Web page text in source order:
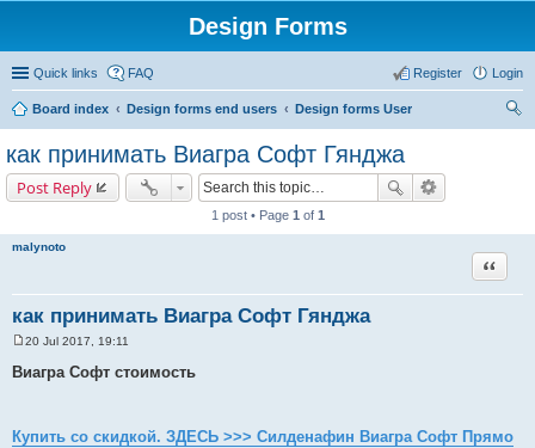
Design Forms
Quick links FAQ Login
Register
Board index Design forms end users
Design forms User
как принимать Виагра Софт Гянджа
Post Reply
1 post • Page 1 of 1
malynoto
как принимать Виагра Софт Гянджа
Quote
s
20 Jul 2017, 19:11
Виагра Софт стоимость
Купить со скидкой. ЗДЕСЬ >>> Силденафин Виагра Софт Прямо